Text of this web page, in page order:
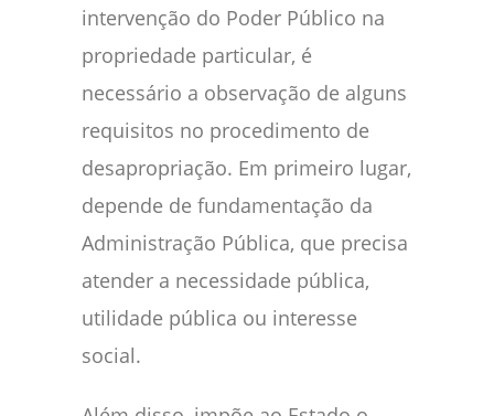
intervenção do Poder Público na
propriedade particular, é
necessário a observação de alguns
requisitos no procedimento de
desapropriação. Em primeiro lugar,
depende de fundamentação da
Administração Pública, que precisa
atender a necessidade pública,
utilidade pública ou interesse
social.